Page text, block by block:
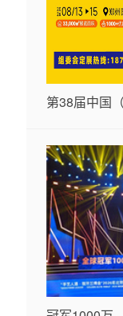
第38届中国